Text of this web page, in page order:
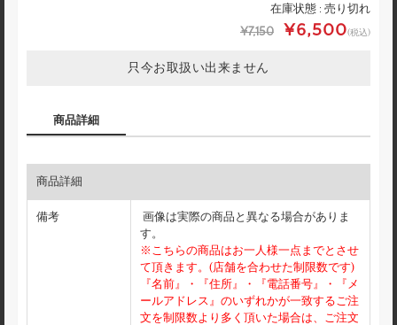
在庫状態 : 売り切れ
¥7,150 ¥6,500(税込)
只今お取扱い出来ません
商品詳細
商品詳細
備考
画像は実際の商品と異なる場合がありま
す。
※こちらの商品はお一人様一点までとさせ
て頂きます。(店舗を合わせた制限数です)
『名前』・『住所』・『電話番号』・『メ
ールアドレス』のいずれかが一致するご注
文を制限数より多く頂いた場合は、ご注文